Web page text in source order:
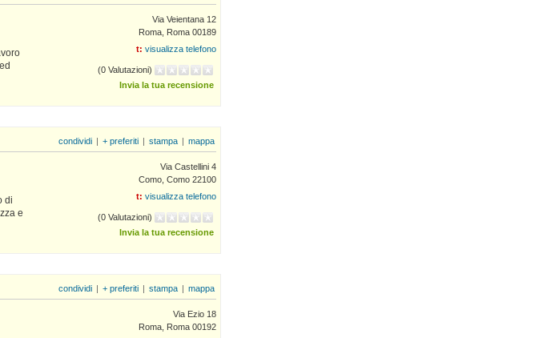
Via Veientana 12
Roma, Roma 00189
t: visualizza telefono
(0 Valutazioni)
Invia la tua recensione
condividi + preferiti stampa mappa
di
e
Via Castellini 4
Como, Como 22100
t: visualizza telefono
(0 Valutazioni)
Invia la tua recensione
condividi + preferiti stampa mappa
Via Ezio 18
Roma, Roma 00192